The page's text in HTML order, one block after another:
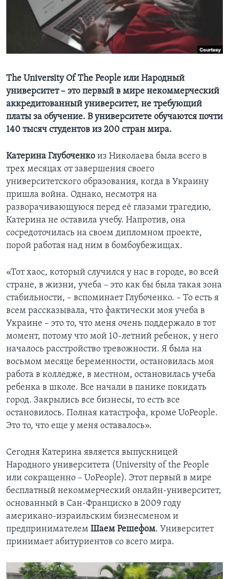
Learning English
СОЦИАЛЬНЫЕ СЕТИ
Языки
The University Of The People или Народный
университет – это первый в мире некоммерческий
аккредитованный университет, не требующий
платы за обучение. В университете обучаются почти
140 тысяч студентов из 200 стран мира.
Катерина Глубоченко из Николаева была всего в
трех месяцах от завершения своего
университетского образования, когда в Украину
пришла война. Однако, несмотря на
разворачивающуюся перед её глазами трагедию,
Катерина не оставила учебу. Напротив, она
сосредоточилась на своем дипломном проекте,
порой работая над ним в бомбоубежищах.
«Тот хаос, который случился у нас в городе, во всей
стране, в жизни, учеба – это как бы была такая зона
стабильности, – вспоминает Глубоченко. – То есть я
всем рассказывала, что фактически моя учеба в
Украине – это то, что меня очень поддержало в тот
момент, потому что мой 10-летний ребенок, у него
началось расстройство тревожности. Я была на
восьмом месяце беременности, остановилась моя
работа в колледже, в местном, остановилась учеба
ребенка в школе. Все начали в панике покидать
город. Закрылись все бизнесы, то есть все
остановилось. Полная катастрофа, кроме UoPeople.
Это то, что еще у меня оставалось».
Сегодня Катерина является выпускницей
Народного университета (University of the People
или сокращенно – UoPeople). Этот первый в мире
бесплатный некоммерческий онлайн-университет,
основанный в Сан-Франциско в 2009 году
американо-израильским бизнесменом и
предпринимателем Шаем Решефом. Университет
принимает абитуриентов со всего мира.